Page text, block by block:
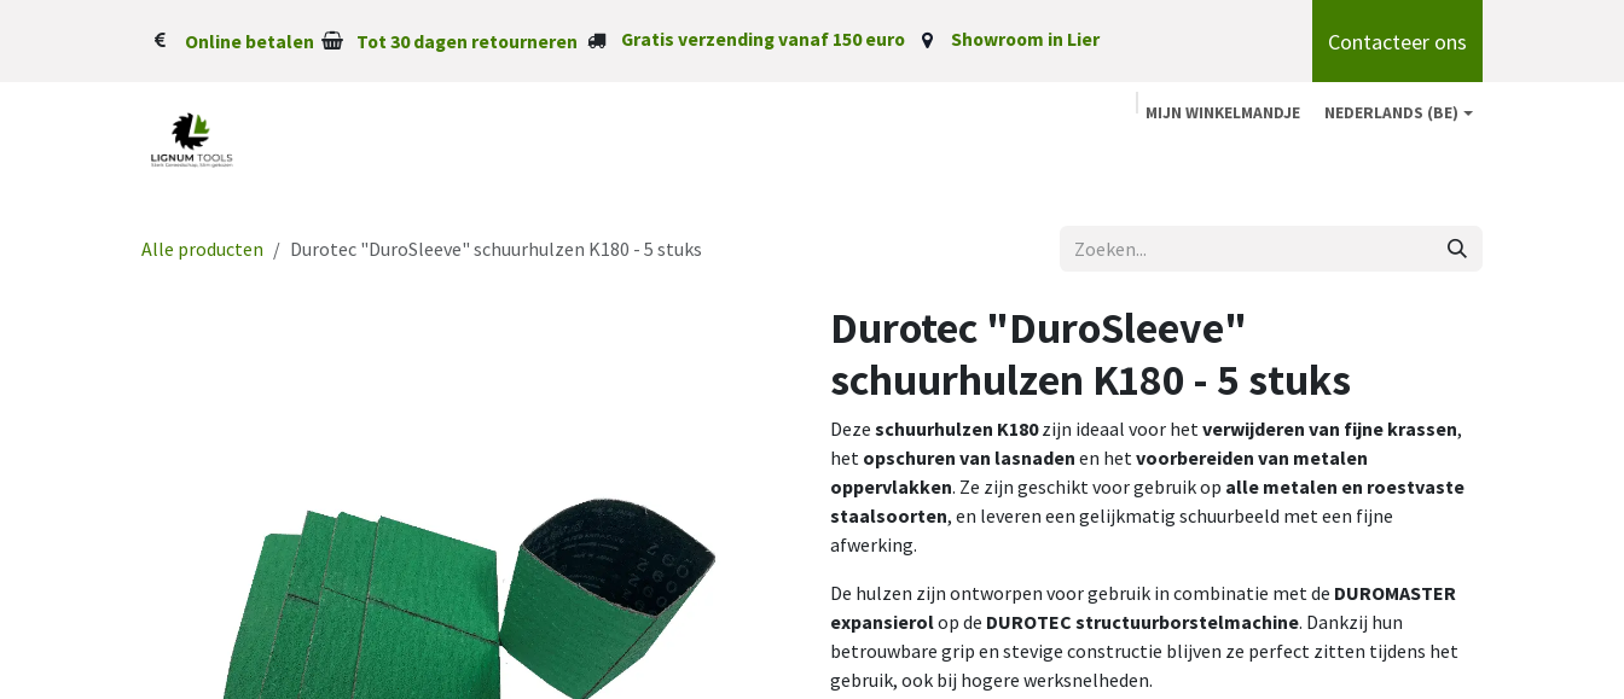
Online betalen Tot 30 dagen retourneren Gratis verzending vanaf 150 euro Showroom in Lier Contacteer ons
MIJN WINKELMANDJE NEDERLANDS (BE)
Alle producten Durotec "DuroSleeve" schuurhulzen K180 - 5 stuks
Durotec "DuroSleeve"
schuurhulzen K180 - 5 stuks
Deze schuurhulzen K180zijn ideaal voor hetverwijderen van fijne krassen,
het opschuren van lasnaden en hetvoorbereiden van metalen
oppervlakken. Ze zijn geschikt voor gebruik op alle metalen en roestvaste
staalsoorten, en leveren een gelijkmatig schuurbeeld met een fijne
afwerking.
De hulzen zijn ontworpen voor gebruik in combinatie met de DUROMASTER
expansierolop de DUROTEC structuurborstelmachine. Dankzij hun
betrouwbare grip en stevige constructie blijven ze perfect zitten tijdens het
gebruik, ook bij hogere werksnelheden.